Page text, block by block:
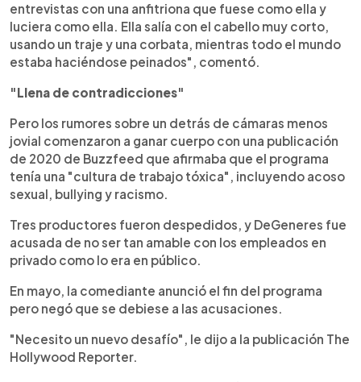
entrevistas con una anfitriona que fuese como ella y
luciera como ella. Ella salía con el cabello muy corto,
usando un traje y una corbata, mientras todo el mundo
estaba haciéndose peinados", comentó.
"Llena de contradicciones"
Pero los rumores sobre un detrás de cámaras menos
jovial comenzaron a ganar cuerpo con una publicación
de 2020 de Buzzfeed que afirmaba que el programa
tenía una "cultura de trabajo tóxica", incluyendo acoso
sexual, bullying y racismo.
Tres productores fueron despedidos, y DeGeneres fue
acusada de no ser tan amable con los empleados en
privado como lo era en público.
En mayo, la comediante anunció el fin del programa
pero negó que se debiese a las acusaciones.
"Necesito un nuevo desafío", le dijo a la publicación The
Hollywood Reporter.